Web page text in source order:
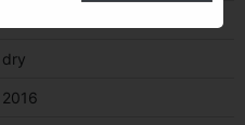
dry
2016